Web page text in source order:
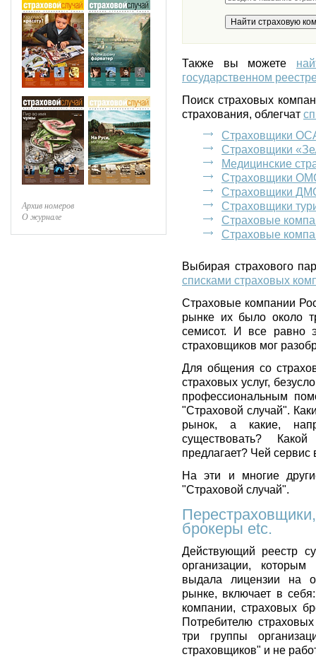
Архив номеров
О журнале
Также вы можете
государственном
Поиск страховых
страхования, облегчат
Страховщики
Страховщики
Медицинские
Страховщики
Страховщики
Страховщики
Страховые
Страховые
Выбирая страхового
списками страховых
Страховые компании
рынке их было около
семисот. И все равно
страховщиков мог
Для общения со
страховых услуг,
профессиональным
"Страховой случай".
рынок, а какие,
существовать?
предлагает? Чей
На эти и многие
"Страховой случай".
брокеры etc.
Действующий реестр
организации,
выдала лицензии на
рынке, включает в
компании, страховых
Потребителю
три группы
страховщиков" и не